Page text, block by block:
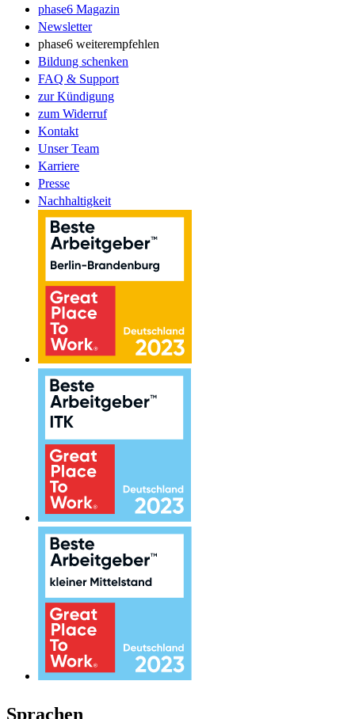
phase6 Magazin
Newsletter
phase6 weiterempfehlen
Bildung schenken
FAQ & Support
zur Kündigung
zum Widerruf
Kontakt
Unser Team
Karriere
Presse
Nachhaltigkeit
Sprachen